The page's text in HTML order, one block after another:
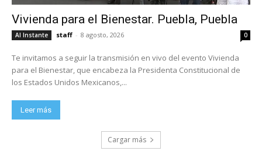
Vivienda para el Bienestar. Puebla, Puebla
Al Instante staff - 8 agosto, 2026 0
Te invitamos a seguir la transmisión en vivo del evento Vivienda
para el Bienestar, que encabeza la Presidenta Constitucional de
los Estados Unidos Mexicanos,...
Leer más
Cargar más